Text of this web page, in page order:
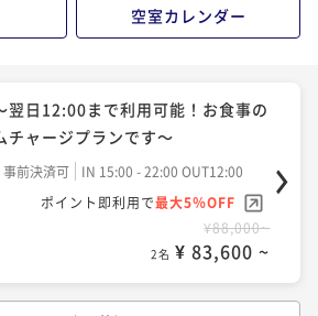
茸懐石」～旬を迎える前のはしり
ポイント即利用で最大5％OFF
2名 ¥ 110,770 ~
京風創作懐石」～旬の素材をふん
事前決済可 IN 15:00 - 19:00 OUT12:00
事前決済可
IN 15:00 - 19:00 OUT12:00
ポイント即利用で
2名 ¥ 110,770 ~
石」～秋の味覚“松茸”をすべての
空室カレンダー
翌日12:00まで利用可能！お食事の
チャージプランです～
事前決済可
IN 15:00 - 22:00 OUT12:00
ポイント即利用で最大5％OFF
¥88,000~
2名 ¥ 83,600 ~